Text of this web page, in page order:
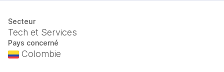
Secteur
Tech et Services
Pays concerné
Colombie